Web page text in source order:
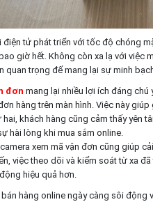
tử phát triển với tốc độ chóng
giờ hết. Không còn xa lạ với việc
quan trọng để mang lại sự minh
đơn mang lại nhiều lợi ích đáng chú
hàng trên màn hình. Việc này
khách hàng cũng cảm thấy yên
hài lòng khi mua sắm online.
xem mã vận đơn cũng giúp
việc theo dõi và kiểm soát từ xa
hiệu quả hơn.
hàng online ngày càng sôi động